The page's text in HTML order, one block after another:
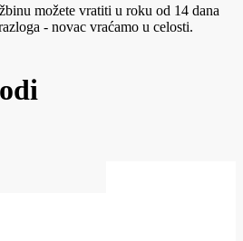
možete vratiti u roku od 14 dana
- novac vraćamo u celosti.